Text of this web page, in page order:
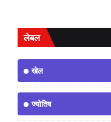
लेबल
खेल
ज्योतिष